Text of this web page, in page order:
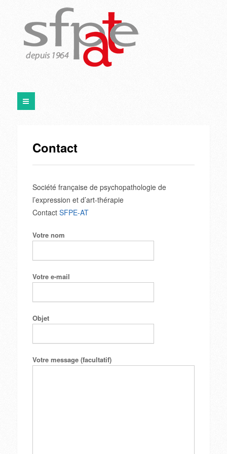
Contact
Société française de psychopathologie de
l’expression et d’art-thérapie
Contact SFPE-AT
Votre nom
Votre e-mail
Objet
Votre message (facultatif)